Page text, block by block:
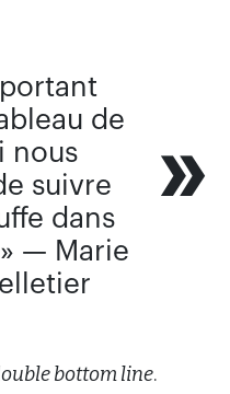
de
nous
suivre
dans
— Marie
bottom line.